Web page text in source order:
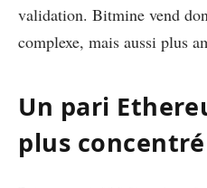
validation. Bitmine vend
complexe, mais aussi plus
Un pari
plus concentré